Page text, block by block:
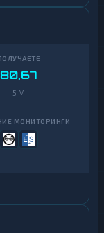
80,67
5 M